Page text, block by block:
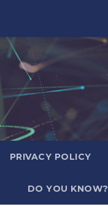
PRIVACY POLICY
DO YOU KNOW?